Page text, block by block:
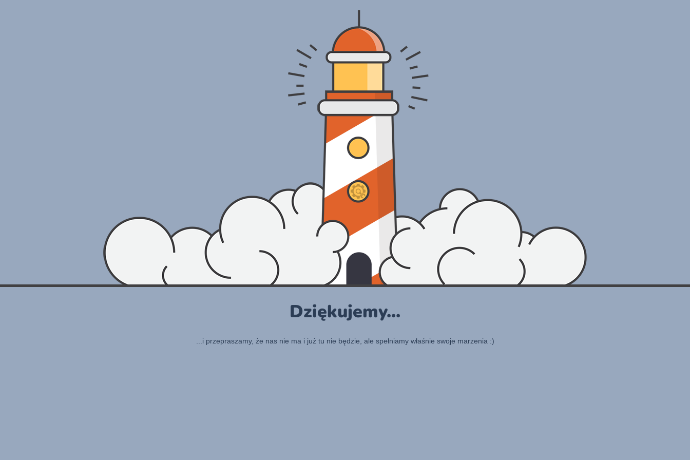
Dziękujemy...
...i przepraszamy, że nas nie ma i już tu nie będzie, ale spełniamy właśnie swoje marzenia :)